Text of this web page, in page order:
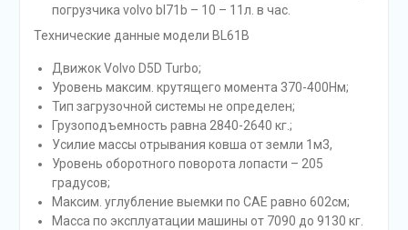
погрузчика volvo bl71b – 10 – 11л. в час.
Технические данные модели BL61B
Движок Volvo D5D Turbo;
Уровень максим. крутящего момента 370-400Нм;
Тип загрузочной системы не определен;
Грузоподъемность равна 2840-2640 кг.;
Усилие массы отрывания ковша от земли 1м3,
Уровень оборотного поворота лопасти – 205
градусов;
Максим. углубление выемки по САЕ равно 602см;
Масса по эксплуатации машины от 7090 до 9130 кг.